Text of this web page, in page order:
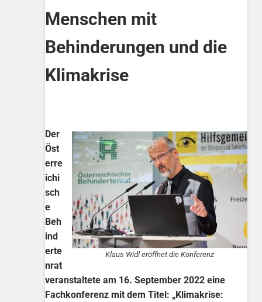
Menschen mit
Behinderungen und die
Klimakrise
Klaus Widl eröffnet die Konferenz
Der
Öst
erre
ichi
sch
e
Beh
ind
erte
nrat
veranstaltete am 16. September 2022 eine
Fachkonferenz mit dem Titel: „Klimakrise: